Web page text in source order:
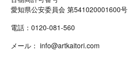
愛知県公安委員会 第541020001600号
電話：0120-081-560
メール： info@artkaitori.com